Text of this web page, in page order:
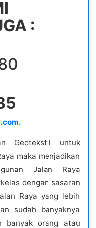
:
Geotekstil untuk
maka menjadikan
Jalan Raya
dengan sasaran
Raya yang lebih
sudah banyaknya
banyak orang atau